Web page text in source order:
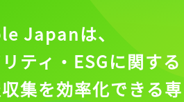
Japanは、
ティ・ESGに関する
集を効率化できる